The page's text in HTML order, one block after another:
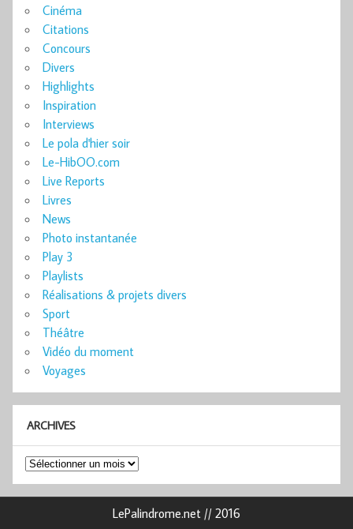
Cinéma
Citations
Concours
Divers
Highlights
Inspiration
Interviews
Le pola d'hier soir
Le-HibOO.com
Live Reports
Livres
News
Photo instantanée
Play 3
Playlists
Réalisations & projets divers
Sport
Théâtre
Vidéo du moment
Voyages
ARCHIVES
Archives
LePalindrome.net // 2016